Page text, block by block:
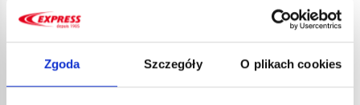
Zgoda Szczegóły O plikach cookies
ZOBACZ SZCZEGÓŁY